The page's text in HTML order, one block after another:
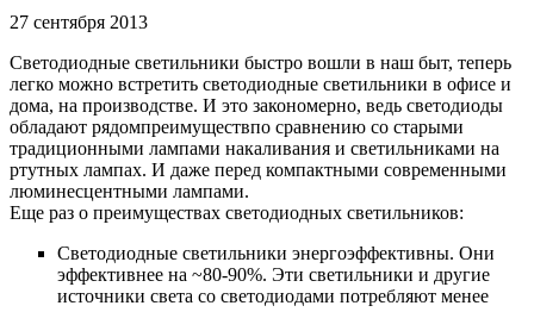
27 сентября 2013
Светодиодные светильники быстро вошли в наш быт, теперь
легко можно встретить светодиодные светильники в офисе и
дома, на производстве. И это закономерно, ведь светодиоды
обладают рядомпреимуществпо сравнению со старыми
традиционными лампами накаливания и светильниками на
ртутных лампах. И даже перед компактными современными
люминесцентными лампами.
Еще раз о преимуществах светодиодных светильников:
Светодиодные светильники энергоэффективны. Они
эффективнее на ~80-90%. Эти светильники и другие
источники света со светодиодами потребляют менее